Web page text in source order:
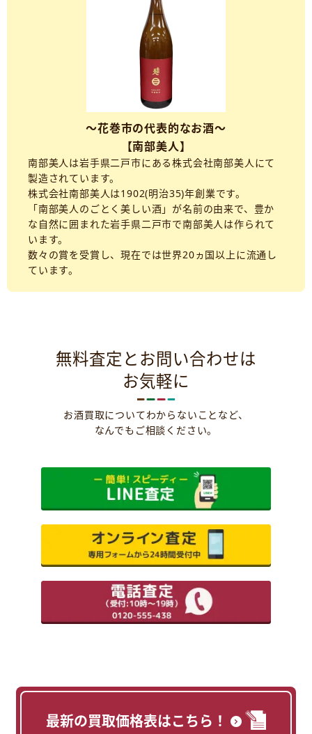
～花巻市の代表的なお酒～
【南部美人】
南部美人は岩手県二戸市にある株式会社南部美人にて
製造されています。
株式会社南部美人は1902(明治35)年創業です。
「南部美人のごとく美しい酒」が名前の由来で、豊か
な自然に囲まれた岩手県二戸市で南部美人は作られて
います。
数々の賞を受賞し、現在では世界20ヵ国以上に流通し
ています。
無料査定とお問い合わせは
お気軽に
お酒買取についてわからないことなど、
なんでもご相談ください。
最新の買取価格表はこちら！